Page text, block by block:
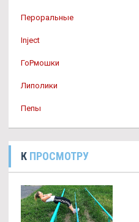
Пероральные
Inject
ГоРмошки
Липолики
Пепы
К ПРОСМОТРУ